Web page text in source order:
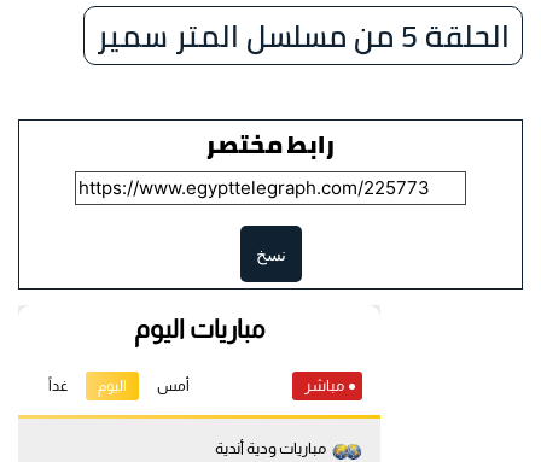
الحلقة 5 من مسلسل المتر سمير
رابط مختصر
نسخ